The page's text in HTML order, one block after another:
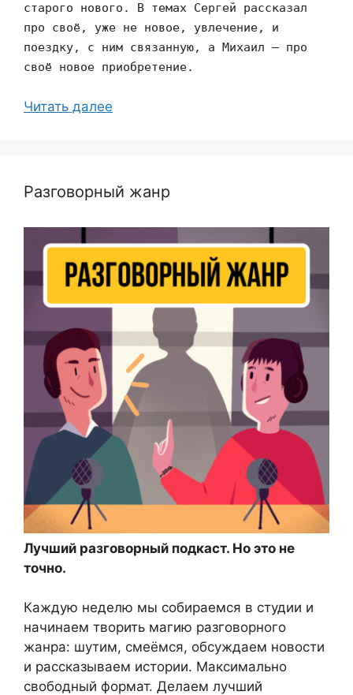
старого нового. В темах Сергей рассказал
про своё, уже не новое, увлечение, и
поездку, с ним связанную, а Михаил — про
своё новое приобретение.
Читать далее
Разговорный жанр
Лучший разговорный подкаст. Но это не
точно.
Каждую неделю мы собираемся в студии и
начинаем творить магию разговорного
жанра: шутим, смеёмся, обсуждаем новости
и рассказываем истории. Максимально
свободный формат. Делаем лучший